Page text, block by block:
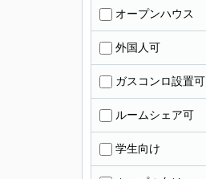
オープンハウス
外国人可
ガスコンロ設置可
ルームシェア可
学生向け